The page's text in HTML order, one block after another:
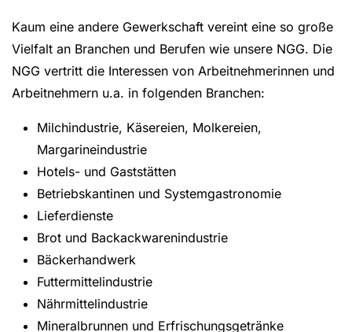
Kaum eine andere Gewerkschaft vereint eine so große
Vielfalt an Branchen und Berufen wie unsere NGG. Die
NGG vertritt die Interessen von Arbeitnehmerinnen und
Arbeitnehmern u.a. in folgenden Branchen:
Milchindustrie, Käsereien, Molkereien,
Margarineindustrie
Hotels- und Gaststätten
Betriebskantinen und Systemgastronomie
Lieferdienste
Brot und Backackwarenindustrie
Bäckerhandwerk
Futtermittelindustrie
Nährmittelindustrie
Mineralbrunnen und Erfrischungsgetränke